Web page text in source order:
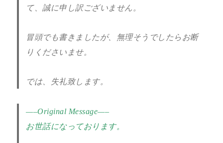
て、誠に申し訳ございません。
冒頭でも書きましたが、無理そうでしたらお断
りくださいませ。
では、失礼致します。
—–Original Message—–
お世話になっております。